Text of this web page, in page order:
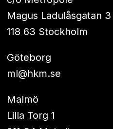
Magus Ladulåsgatan 3
118 63 Stockholm
Göteborg
ml@hkm.se
Malmö
Lilla Torg 1